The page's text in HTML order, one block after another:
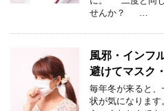
せんか？ …
風邪・インフ
避けてマスク
毎年冬が来ると
状が気になりま